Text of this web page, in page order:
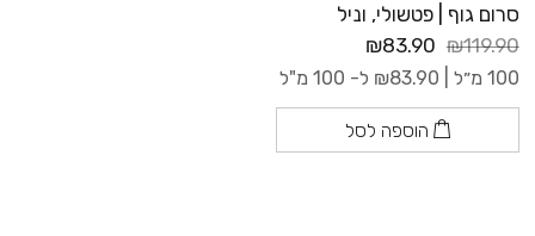
סרום גוף | פטשולי, וניל
₪119.90
₪83.90
100 מ״ל | ₪83.90 ל- 100 מ"ל
הוספה לסל